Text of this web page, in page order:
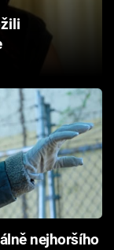
nejhoršího